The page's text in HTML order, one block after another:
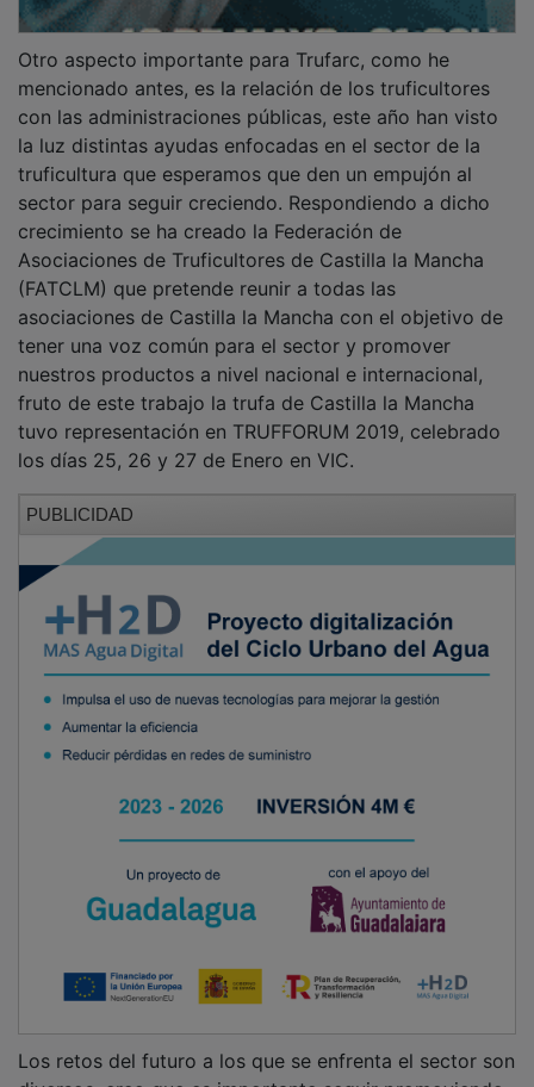
mencionado antes, es la relación de los truficultores
con las administraciones públicas, este año han visto
la luz distintas ayudas enfocadas en el sector de la
truficultura que esperamos que den un empujón al
sector para seguir creciendo. Respondiendo a dicho
crecimiento se ha creado la Federación de
Asociaciones de Truficultores de Castilla la Mancha
(FATCLM) que pretende reunir a todas las
asociaciones de Castilla la Mancha con el objetivo de
tener una voz común para el sector y promover
nuestros productos a nivel nacional e internacional,
fruto de este trabajo la trufa de Castilla la Mancha
tuvo representación en TRUFFORUM 2019, celebrado
los días 25, 26 y 27 de Enero en VIC.
diversos, creo que es importante seguir promoviendo